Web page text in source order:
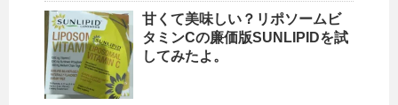
甘くて美味しい？リポソームビ
タミンCの廉価版SUNLIPIDを試
してみたよ。